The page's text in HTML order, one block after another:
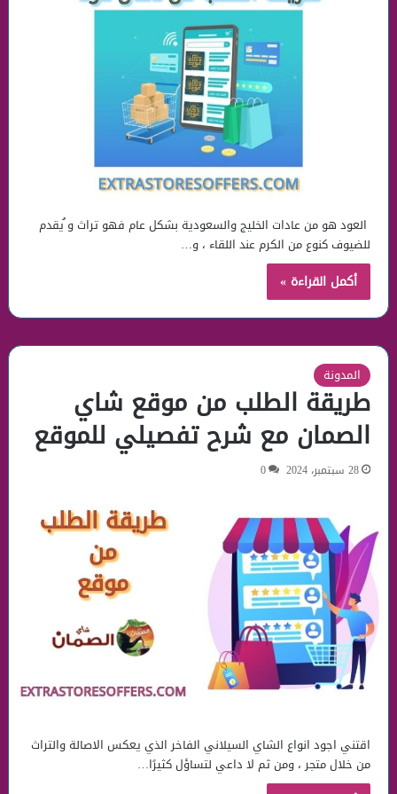
العود هو من عادات الخليج والسعودية بشكل عام فهو تراث و ُيقدم
للضيوف كنوع من الكرم عند اللقاء ، و…
أكمل القراءة »
المدونة
طريقة الطلب من موقع شاي
الصمان مع شرح تفصيلي للموقع
28 سبتمبر، 2024 0
اقتني اجود انواع الشاي السيلاني الفاخر الذي يعكس الاصالة والتراث
من خلال متجر ، ومن ثم لا داعي لتساؤل كثيرًا…